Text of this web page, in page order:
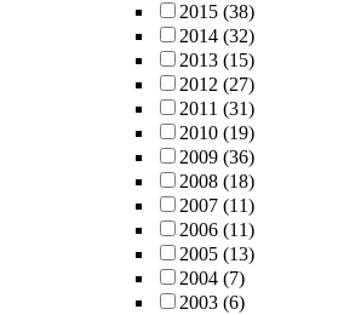
2015 (38)
2014 (32)
2013 (15)
2012 (27)
2011 (31)
2010 (19)
2009 (36)
2008 (18)
2007 (11)
2006 (11)
2005 (13)
2004 (7)
2003 (6)